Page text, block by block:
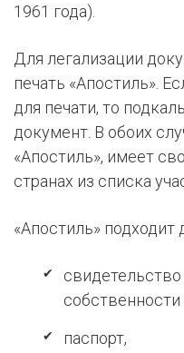
1961 года).
Для легализации
печать «Апостиль».
для печати, то
документ. В обоих
«Апостиль», имеет
странах из списка
«Апостиль» подходит
собственности
паспорт,